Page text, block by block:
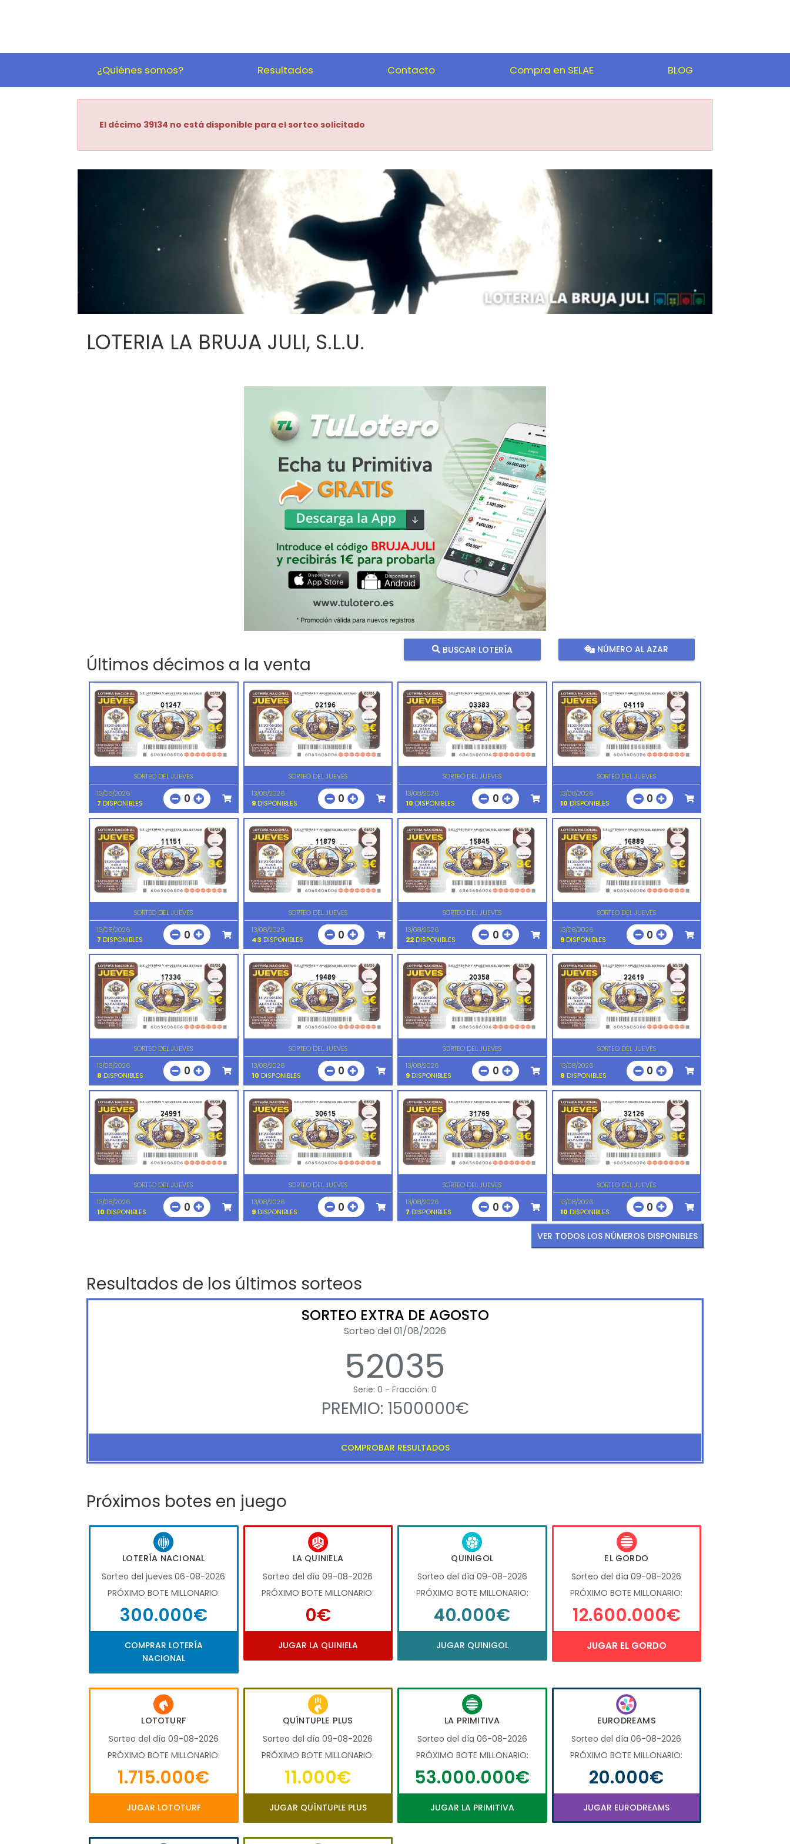
¿Quiénes somos? Resultados Contacto Compra en SELAE BLOG
El décimo 39134 no está disponible para el sorteo solicitado
LOTERIA LA BRUJA JULI, S.L.U.
Últimos décimos a la venta
BUSCAR LOTERÍA NÚMERO AL AZAR
01247
SORTEO DEL JUEVES
13/08/2026
7 DISPONIBLES 0
02196
SORTEO DEL JUEVES
13/08/2026
9DISPONIBLES 0
03383
SORTEO DEL JUEVES
13/08/2026
10 DISPONIBLES 0
04119
SORTEO DEL JUEVES
13/08/2026
10 DISPONIBLES 0
11151
SORTEO DEL JUEVES
13/08/2026
7 DISPONIBLES 0
11879
SORTEO DEL JUEVES
13/08/2026
43 DISPONIBLES 0
15845
SORTEO DEL JUEVES
13/08/2026
22 DISPONIBLES 0
16889
SORTEO DEL JUEVES
13/08/2026
9DISPONIBLES 0
17336
SORTEO DEL JUEVES
13/08/2026
8 DISPONIBLES 0
19489
SORTEO DEL JUEVES
13/08/2026
10 DISPONIBLES 0
20358
SORTEO DEL JUEVES
13/08/2026
9 DISPONIBLES 0
22619
SORTEO DEL JUEVES
13/08/2026
8 DISPONIBLES 0
24991
SORTEO DEL JUEVES
13/08/2026
10 DISPONIBLES 0
30615
SORTEO DEL JUEVES
13/08/2026
9DISPONIBLES 0
31769
SORTEO DEL JUEVES
13/08/2026
7 DISPONIBLES 0
32126
SORTEO DEL JUEVES
13/08/2026
10 DISPONIBLES 0
VER TODOS LOS NÚMEROS DISPONIBLES
Resultados de los últimos sorteos
SORTEO EXTRA DE AGOSTO
Sorteo del 01/08/2026
52035
Serie: 0 - Fracción: 0
PREMIO: 1500000€
COMPROBAR RESULTADOS
Próximos botes en juego
LOTERÍA NACIONAL
Sorteo del jueves 06-08-2026
PRÓXIMO BOTE MILLONARIO:
300.000€
COMPRAR LOTERÍA
NACIONAL
LA QUINIELA
Sorteo del día 09-08-2026
PRÓXIMO BOTE MILLONARIO:
0€
JUGAR LA QUINIELA
QUINIGOL
Sorteo del día 09-08-2026
PRÓXIMO BOTE MILLONARIO:
40.000€
JUGAR QUINIGOL
EL GORDO
Sorteo del día 09-08-2026
PRÓXIMO BOTE MILLONARIO:
12.600.000€
JUGAR EL GORDO
LOTOTURF
Sorteo del día 09-08-2026
PRÓXIMO BOTE MILLONARIO:
1.715.000€
JUGAR LOTOTURF
QUÍNTUPLE PLUS
Sorteo del día 09-08-2026
PRÓXIMO BOTE MILLONARIO:
11.000€
JUGAR QUÍNTUPLE PLUS
LA PRIMITIVA
Sorteo del día 06-08-2026
PRÓXIMO BOTE MILLONARIO:
53.000.000€
JUGAR LA PRIMITIVA
EURODREAMS
Sorteo del día 06-08-2026
PRÓXIMO BOTE MILLONARIO:
20.000€
JUGAR EURODREAMS